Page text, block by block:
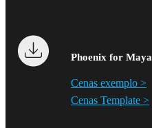
Phoenix for Maya
Cenas exemplo >
Cenas Template >